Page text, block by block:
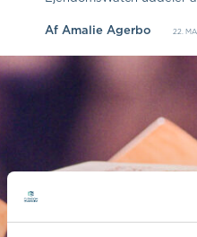
Af Amalie Agerbo 22.